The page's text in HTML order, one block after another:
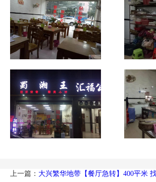
上一篇： 大兴繁华地带【餐厅急转】400平米